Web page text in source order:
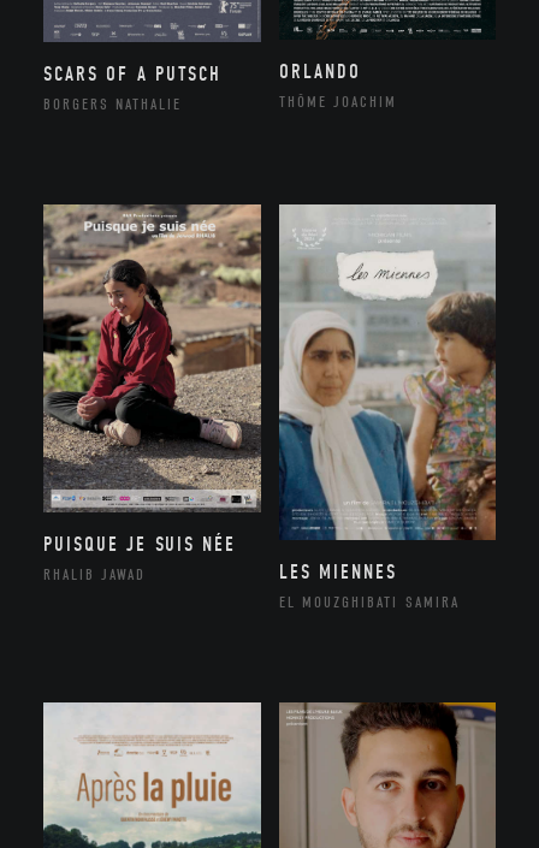
SCARS OF A PUTSCH
BORGERS NATHALIE
ORLANDO
THÔME JOACHIM
PUISQUE JE SUIS NÉE
RHALIB JAWAD LES MIENNES
EL MOUZGHIBATI SAMIRA